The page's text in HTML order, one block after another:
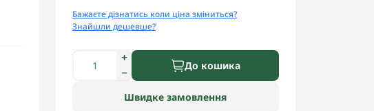
Бажаєте дізнатись коли ціна зміниться?
Знайшли дешевше?
До кошика
Швидке замовлення